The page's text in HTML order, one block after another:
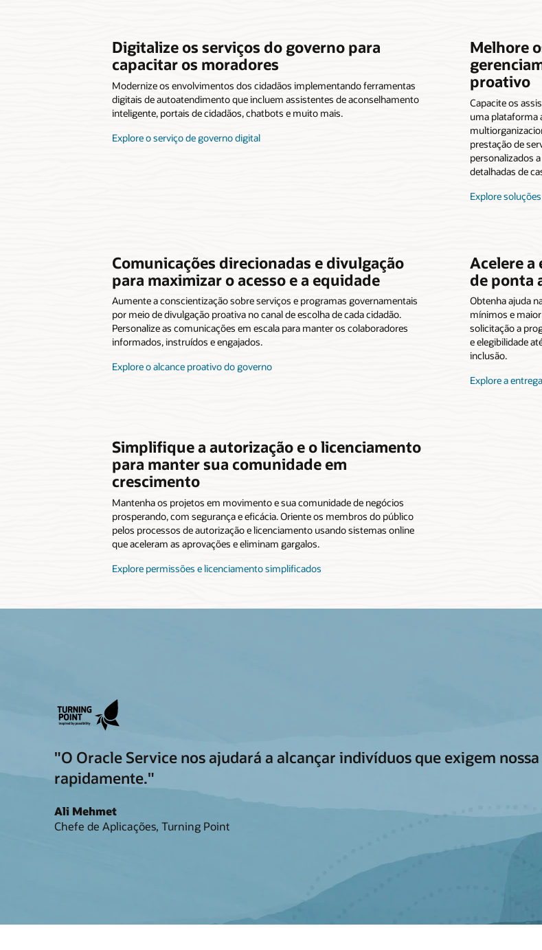
Digitalize os serviços do governo para
capacitar os moradores
Modernize os envolvimentos dos cidadãos implementando ferramentas
digitais de autoatendimento que incluem assistentes de aconselhamento
inteligente, portais de cidadãos, chatbots e muito mais.
Explore o serviço de governo digital
Melhore
proativo
Capacite os
uma plataforma
prestação de
personalizados
detalhadas de
Explore
Comunicações direcionadas e divulgação
para maximizar o acesso e a equidade
Aumente a conscientização sobre serviços e programas governamentais
por meio de divulgação proativa no canal de escolha de cada cidadão.
Personalize as comunicações em escala para manter os colaboradores
informados, instruídos e engajados.
Explore o alcance proativo do governo
Acelere a
de ponta
Obtenha ajuda
mínimos e
solicitação a
e elegibilidade
inclusão.
Explore a
Simplifique a autorização e o licenciamento
para manter sua comunidade em
crescimento
Mantenha os projetos em movimento e sua comunidade de negócios
prosperando, com segurança e eficácia. Oriente os membros do público
pelos processos de autorização e licenciamento usando sistemas online
que aceleram as aprovações e eliminam gargalos.
Explore permissões e licenciamento simplificados
"O Oracle Service nos ajudará a alcançar indivíduos que exigem
rapidamente."
Ali Mehmet
Chefe de Aplicações, Turning Point